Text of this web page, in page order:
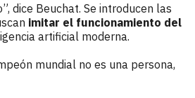
dice Beuchat. Se introducen las
imitar el funcionamiento del
artificial moderna.
mundial no es una persona,